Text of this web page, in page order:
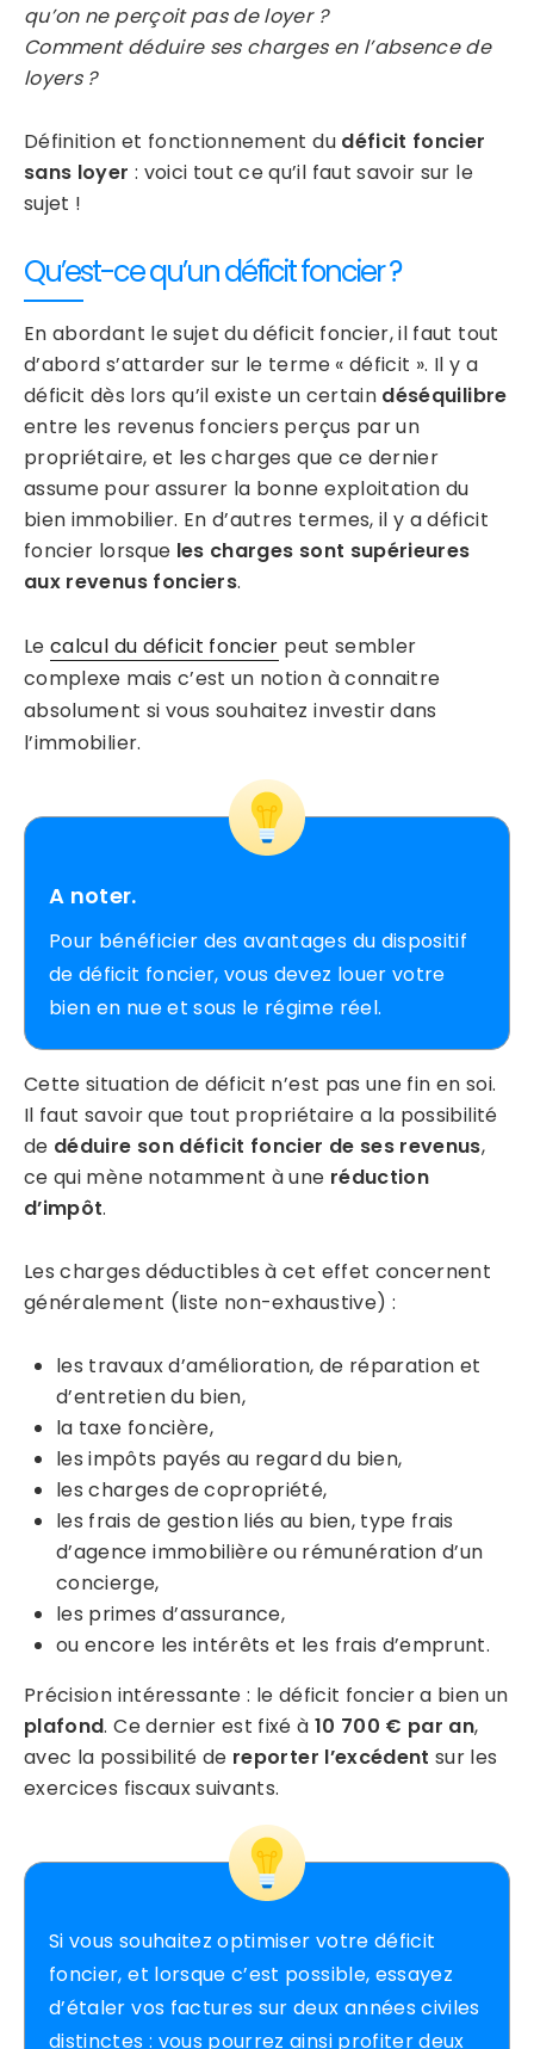
qu’on ne perçoit pas de loyer ?
Comment déduire ses charges en l’absence de
loyers ?
Définition et fonctionnement du déficit foncier
sans loyer : voici tout ce qu’il faut savoir sur le
sujet !
Qu’est-ce qu’un déficit foncier ?
En abordant le sujet du déficit foncier, il faut tout
d’abord s’attarder sur le terme « déficit ». Il y a
déficit dès lors qu’il existe un certain déséquilibre
entre les revenus fonciers perçus par un
propriétaire, et les charges que ce dernier
assume pour assurer la bonne exploitation du
bien immobilier. En d’autres termes, il y a déficit
foncier lorsque les charges sont supérieures
aux revenus fonciers.
Lecalcul du déficit foncier peut sembler
complexe mais c’est un notion à connaitre
absolument si vous souhaitez investir dans
l’immobilier.
A noter.
Pour bénéficier des avantages du dispositif
de déficit foncier, vous devez louer votre
bien en nue et sous le régime réel.
Cette situation de déficit n’est pas une fin en soi.
Il faut savoir que tout propriétaire a la possibilité
de déduire son déficit foncier de ses revenus,
ce qui mène notamment à une réduction
d’impôt.
Les charges déductibles à cet effet concernent
généralement (liste non-exhaustive) :
les travaux d’amélioration, de réparation et
d’entretien du bien,
la taxe foncière,
les impôts payés au regard du bien,
les charges de copropriété,
les frais de gestion liés au bien, type frais
d’agence immobilière ou rémunération d’un
concierge,
les primes d’assurance,
ou encore les intérêts et les frais d’emprunt.
Précision intéressante : le déficit foncier a bien un
plafond. Ce dernier est fixé à 10 700 € par an,
avec la possibilité de reporter l’excédent sur les
exercices fiscaux suivants.
Si vous souhaitez optimiser votre déficit
foncier, et lorsque c’est possible, essayez
d’étaler vos factures sur deux années civiles
distinctes : vous pourrez ainsi profiter deux